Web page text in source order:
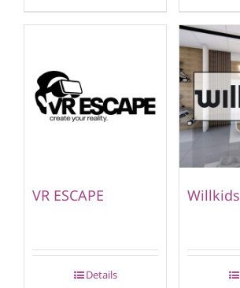
VR ESCAPE
Details
Willkids